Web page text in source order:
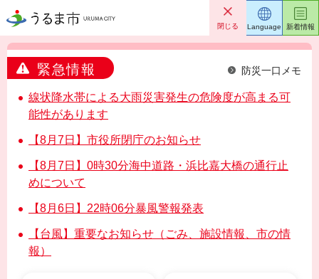
うるま市 閉じる
緊急情報 防災一口メモ
線状降水帯による大雨災害発生の危険度が高まる可
能性があります
【8月7日】市役所閉庁のお知らせ
【8月7日】0時30分海中道路・浜比嘉大橋の通行止
めについて
【8月6日】22時06分暴風警報発表
【台風】重要なお知らせ（ごみ、施設情報、市の情
報）
Language 新着情報